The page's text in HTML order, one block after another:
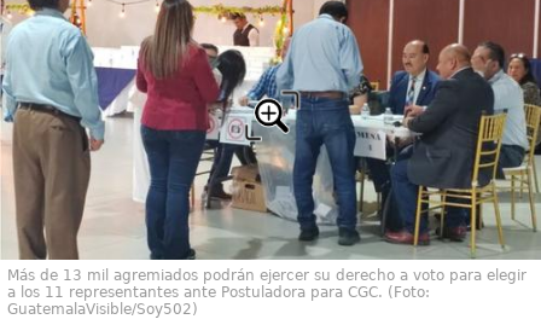
Más de 13 mil agremiados podrán ejercer su derecho a voto para elegir
a los 11 representantes ante Postuladora para CGC. (Foto:
GuatemalaVisible/Soy502)